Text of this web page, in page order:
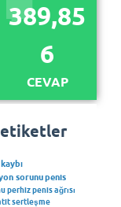
389,85
6
CEVAP
etiketler
sorunupenis
perhizpenis ağrısı
sertleşme